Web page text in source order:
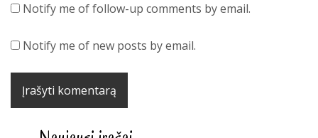
Notify me of follow-up comments by email.
Notify me of new posts by email.